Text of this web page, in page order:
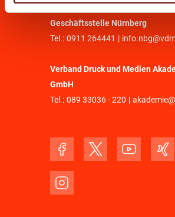
Geschäftsstelle Nürnberg
Tel.: 0911 264441 |
Verband Druck und Medien
GmbH
Tel.: 089 33036 - 220 |